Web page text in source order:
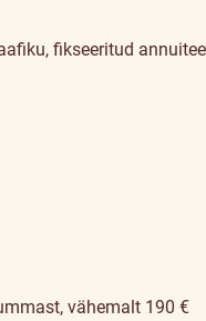
fikseeritud
vähemalt 190 €